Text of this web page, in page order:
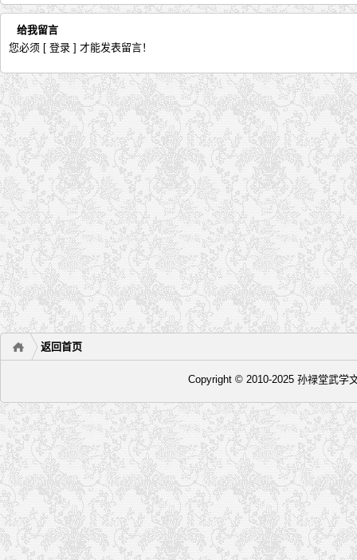
给我留言
您必须 [ 登录 ] 才能发表留言！
返回首页
Copyright © 2010-2025 孙禄堂武